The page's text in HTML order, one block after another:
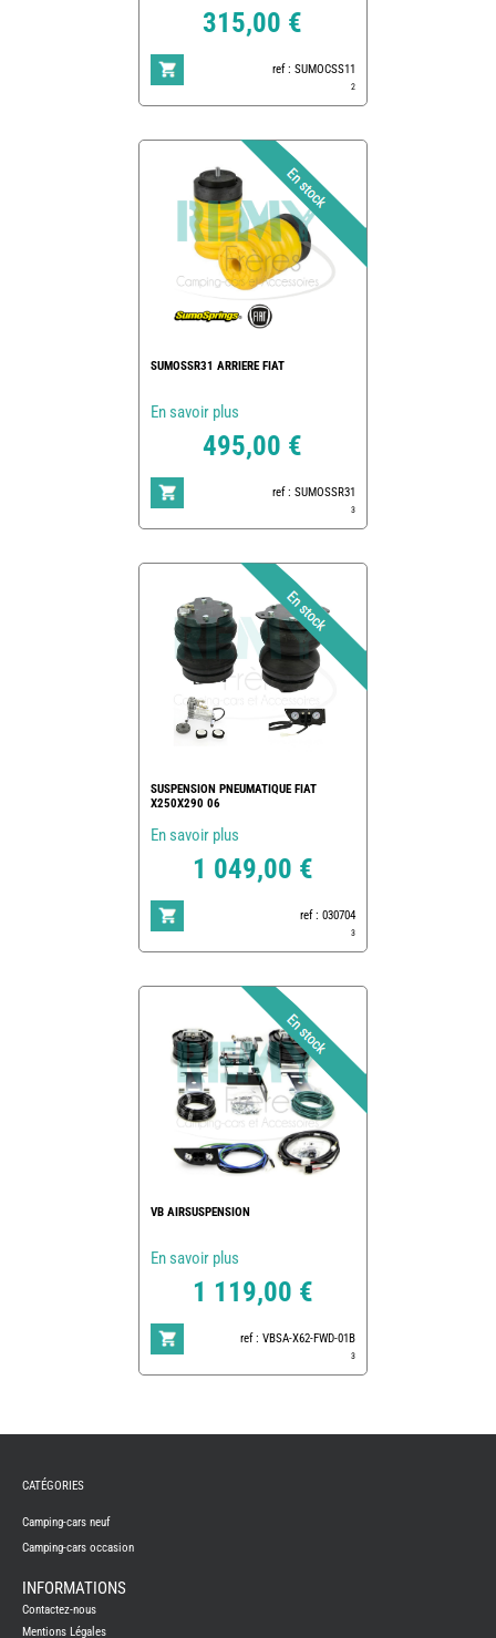
315,00 €
ref : SUMOCSS11
2
SUMOSSR31 ARRIERE FIAT
En savoir plus
495,00 €
ref : SUMOSSR31
3
SUSPENSION PNEUMATIQUE FIAT
X250X290 06
En savoir plus
1 049,00 €
ref : 030704
3
VB AIRSUSPENSION
En savoir plus
1 119,00 €
ref : VBSA-X62-FWD-01B
3
CAMPING-
NEUFS
CAMPING-
CAMPING-
BENIMAR
CATÉGORIES
Camping-cars neuf
Camping-cars occasion
INFORMATIONS
Contactez-nous
Mentions Légales